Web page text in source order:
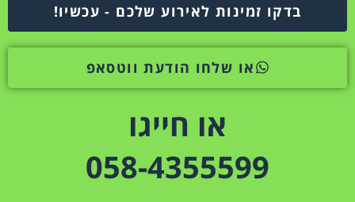
בדקו זמינות לאירוע שלכם - עכשיו!
או שלחו הודעת ווטסאפ
או חייגו
058-4355599